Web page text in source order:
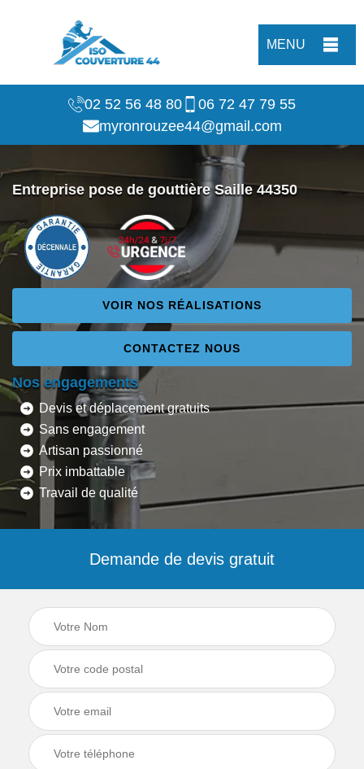
MENU
02 52 56 48 80
06 72 47 79 55
myronrouzee44@gmail.com
Entreprise pose de gouttière Saille 44350
VOIR NOS RÉALISATIONS
CONTACTEZ NOUS
Nos engagements
Devis et déplacement gratuits
Sans engagement
Artisan passionné
Prix imbattable
Travail de qualité
Demande de devis gratuit